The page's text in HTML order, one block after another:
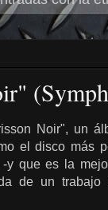
Noir", un
el disco más
y que es la
de un